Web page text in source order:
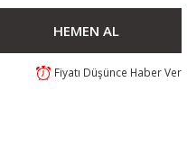
HEMEN AL
Fiyatı Düşünce Haber Ver